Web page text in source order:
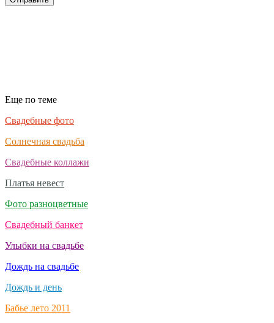
Еще по теме
Свадебные фото
Солнечная свадьба
Свадебные коллажи
Платья невест
Фото разноцветные
Свадебный банкет
Улыбки на свадьбе
Дождь на свадьбе
Дождь и день
Бабье лето 2011